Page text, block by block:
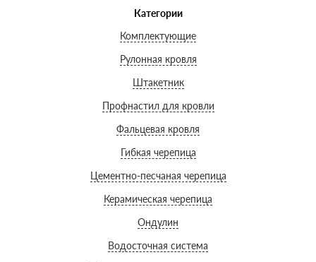
Категории
Комплектующие
Рулонная кровля
Штакетник
Профнастил для кровли
Фальцевая кровля
Гибкая черепица
Цементно-песчаная черепица
Керамическая черепица
Ондулин
Водосточная система